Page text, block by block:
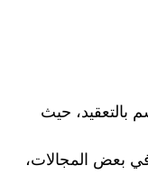
بالتعقيد، حيث
في بعض المجالات،